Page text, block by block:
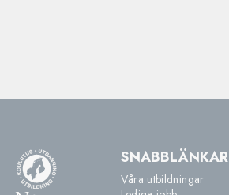
SNABBLÄNKAR
Våra utbildningar